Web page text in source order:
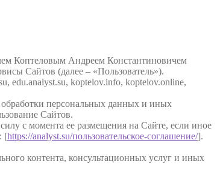
Коптеловым Андреем Константиновичем
Сайтов (далее – «Пользователь»).
edu.analyst.su, koptelov.info, koptelov.online,
обработки персональных данных и иных
Сайтов.
с момента ее размещения на Сайте, если иное
[https://analyst.su/пользовательское-соглашение/].
контента, консультационных услуг и иных